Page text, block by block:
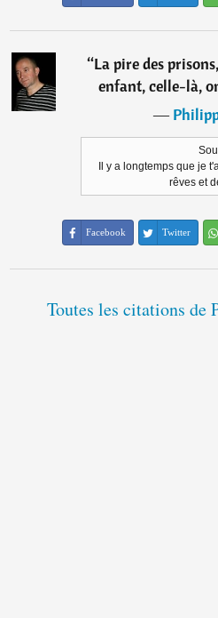
“La pire des
enfant, celle-là,
―
Il y a longtemps que je
rêves et
Facebook Twitter
Toutes les citations de